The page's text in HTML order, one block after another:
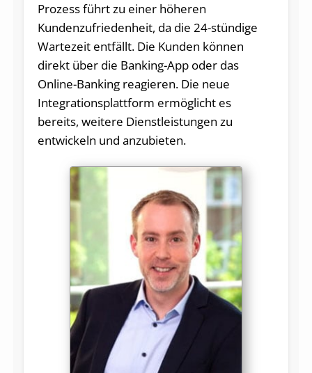
Prozess führt zu einer höheren
Kundenzufriedenheit, da die 24-stündige
Wartezeit entfällt. Die Kunden können
direkt über die Banking-App oder das
Online-Banking reagieren. Die neue
Integrationsplattform ermöglicht es
bereits, weitere Dienstleistungen zu
entwickeln und anzubieten.